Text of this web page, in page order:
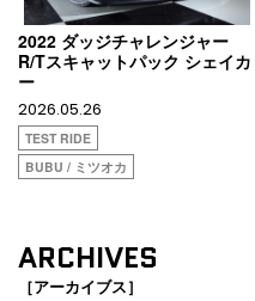
2022 ダッジチャレンジャー
R/Tスキャットパック シェイカ
ー
2026.05.26
TEST RIDE
BUBU / ミツオカ
ARCHIVES
［アーカイブス］